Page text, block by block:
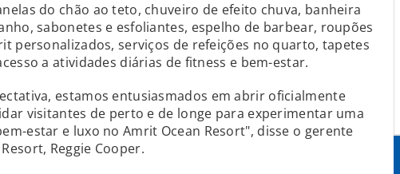
do chão ao teto, chuveiro de efeito chuva, banheira
sabonetes e esfoliantes, espelho de barbear, roupões
personalizados, serviços de refeições no quarto, tapetes
a atividades diárias de fitness e bem-estar.
estamos entusiasmados em abrir oficialmente
visitantes de perto e de longe para experimentar uma
estar e luxo no Amrit Ocean Resort", disse o gerente
Reggie Cooper.